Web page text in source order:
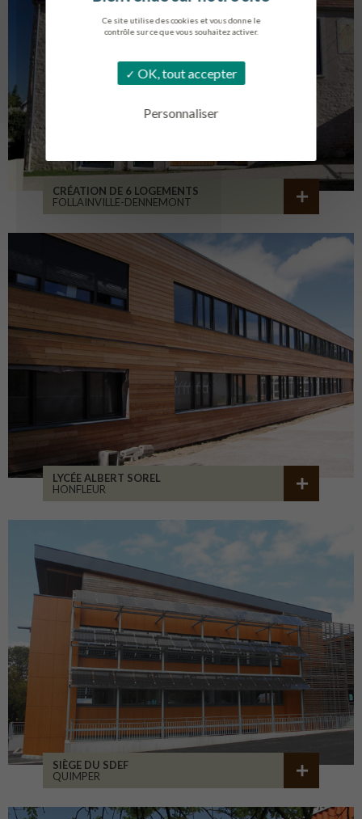
Ce site utilise des cookies et vous donne le
contrôle sur ce que vous souhaitez activer.
OK, tout accepter
Personnaliser
CRÉATION DE 6 LOGEMENTS
FOLLAINVILLE-DENNEMONT
LYCÉE ALBERT SOREL
HONFLEUR
SIÈGE DU SDEF
QUIMPER